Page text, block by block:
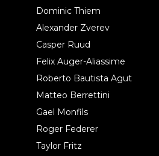
Dominic Thiem
Alexander Zverev
Casper Ruud
Felix Auger-Aliassime
Roberto Bautista Agut
Matteo Berrettini
Gael Monfils
Roger Federer
Taylor Fritz